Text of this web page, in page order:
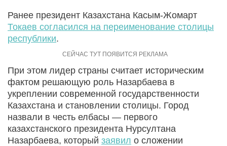
Ранее президент Казахстана Касым-Жомарт
Токаев согласился на переименование столицы
республики.
При этом лидер страны считает историческим
фактом решающую роль Назарбаева в
укреплении современной государственности
Казахстана и становлении столицы. Город
назвали в честь елбасы — первого
казахстанского президента Нурсултана
Назарбаева, который заявил о сложении